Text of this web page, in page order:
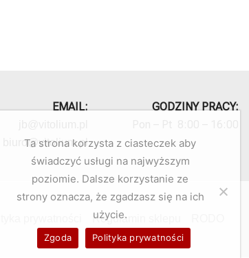
EMAIL:
biuro@vitolium.pl
GODZINY PRACY:
Regulamin sklepu
Ta strona korzysta z ciasteczek aby
świadczyć usługi na najwyższym
poziomie. Dalsze korzystanie ze
strony oznacza, że zgadzasz się na ich
użycie.
Zgoda Polityka prywatności